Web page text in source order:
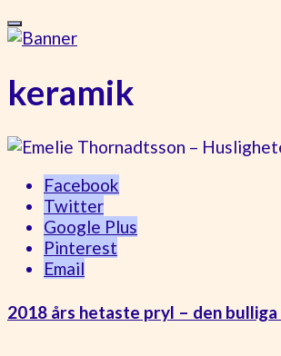
keramik
Facebook
Twitter
Google Plus
Pinterest
Email
2018 års hetaste pryl – den bulliga